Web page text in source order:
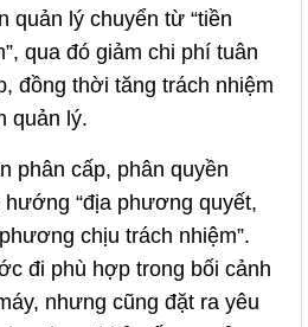
quản lý chuyển từ “tiền
qua đó giảm chi phí tuân
đồng thời tăng trách nhiệm
quản lý.
phân cấp, phân quyền
“địa phương quyết,
chịu trách nhiệm”.
đi phù hợp trong bối cảnh
nhưng cũng đặt ra yêu